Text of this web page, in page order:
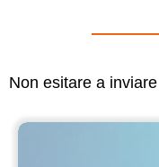
Non esitare a